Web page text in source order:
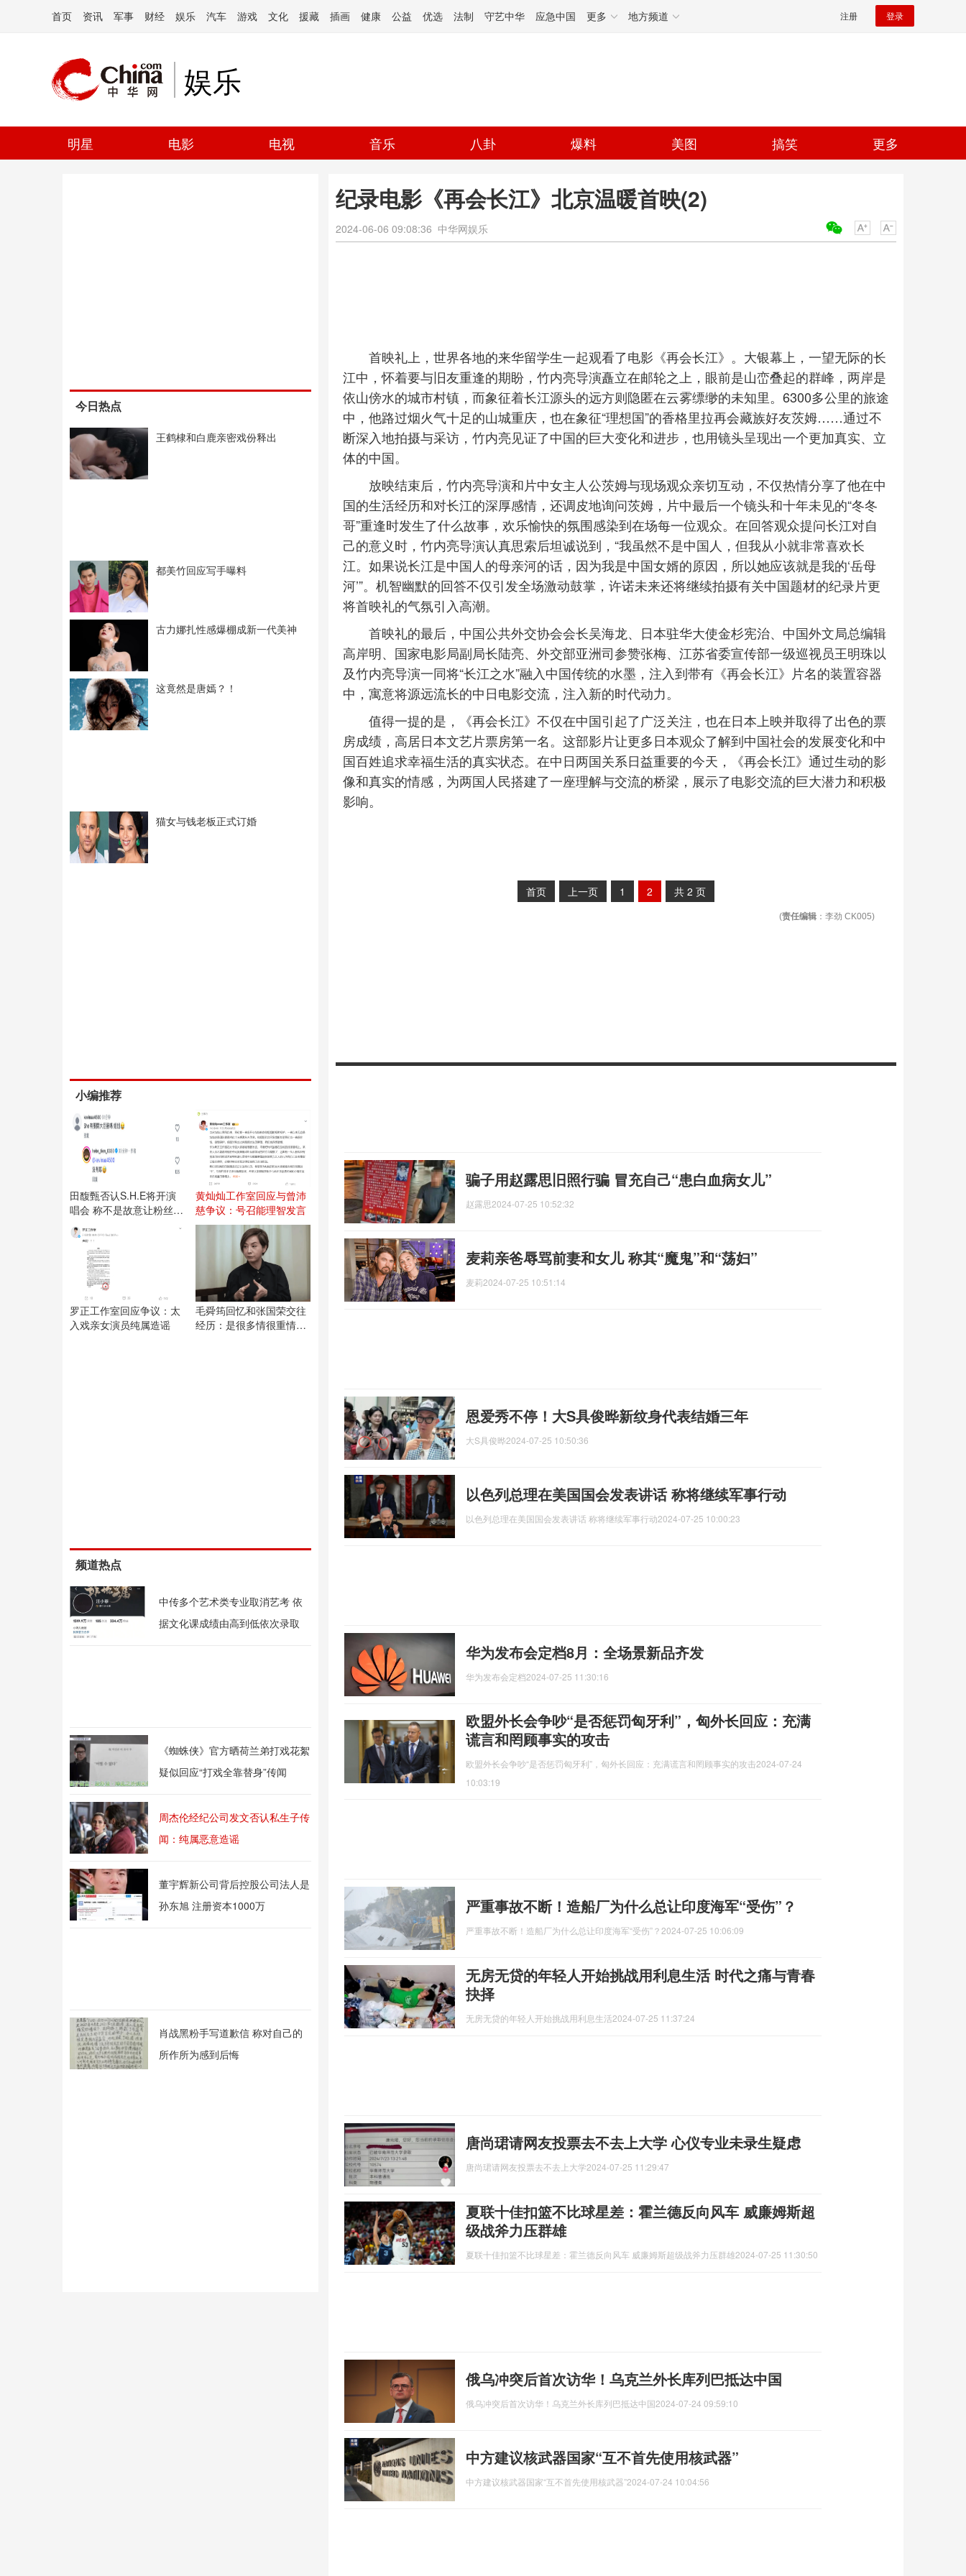
首页 资讯 军事 财经 娱乐 汽车 游戏 文化 援藏 插画 健康 公益 优选 法制 守艺中华 应急中国 更多 地方频道 注册 登录
娱乐
明星 电影 电视 音乐 八卦 爆料 美图 搞笑 更多
今日热点
王鹤棣和白鹿亲密戏份释出
都美竹回应写手曝料
古力娜扎性感爆棚成新一代美神
这竟然是唐嫣？！
猫女与钱老板正式订婚
小编推荐
田馥甄否认S.H.E将开演
唱会 称不是故意让粉丝失
望
黄灿灿工作室回应与曾沛
慈争议：号召能理智发言
罗正工作室回应争议：太
入戏亲女演员纯属造谣
毛舜筠回忆和张国荣交往
经历：是很多情很重情的
频道热点
中传多个艺术类专业取消艺考 依
据文化课成绩由高到低依次录取
《蜘蛛侠》官方晒荷兰弟打戏花絮
疑似回应“打戏全靠替身”传闻
周杰伦经纪公司发文否认私生子传
闻：纯属恶意造谣
董宇辉新公司背后控股公司法人是
孙东旭 注册资本1000万
肖战黑粉手写道歉信 称对自己的
所作所为感到后悔
纪录电影《再会长江》北京温暖首映(2)
2024-06-06 09:08:36 中华网娱乐
首映礼上，世界各地的来华留学生一起观看了电影《再会长江》。大银幕上，一望无际的长
江中，怀着要与旧友重逢的期盼，竹内亮导演矗立在邮轮之上，眼前是山峦叠起的群峰，两岸是
依山傍水的城市村镇，而象征着长江源头的远方则隐匿在云雾缥缈的未知里。6300多公里的旅途
中，他路过烟火气十足的山城重庆，也在象征“理想国”的香格里拉再会藏族好友茨姆……通过不
断深入地拍摄与采访，竹内亮见证了中国的巨大变化和进步，也用镜头呈现出一个更加真实、立
体的中国。
放映结束后，竹内亮导演和片中女主人公茨姆与现场观众亲切互动，不仅热情分享了他在中
国的生活经历和对长江的深厚感情，还调皮地询问茨姆，片中最后一个镜头和十年未见的“冬冬
哥”重逢时发生了什么故事，欢乐愉快的氛围感染到在场每一位观众。在回答观众提问长江对自
己的意义时，竹内亮导演认真思索后坦诚说到，“我虽然不是中国人，但我从小就非常喜欢长
江。如果说长江是中国人的母亲河的话，因为我是中国女婿的原因，所以她应该就是我的‘岳母
河’”。机智幽默的回答不仅引发全场激动鼓掌，许诺未来还将继续拍摄有关中国题材的纪录片更
将首映礼的气氛引入高潮。
首映礼的最后，中国公共外交协会会长吴海龙、日本驻华大使金杉宪治、中国外文局总编辑
高岸明、国家电影局副局长陆亮、外交部亚洲司参赞张梅、江苏省委宣传部一级巡视员王明珠以
及竹内亮导演一同将“长江之水”融入中国传统的水墨，注入到带有《再会长江》片名的装置容器
中，寓意将源远流长的中日电影交流，注入新的时代动力。
值得一提的是，《再会长江》不仅在中国引起了广泛关注，也在日本上映并取得了出色的票
房成绩，高居日本文艺片票房第一名。这部影片让更多日本观众了解到中国社会的发展变化和中
国百姓追求幸福生活的真实状态。在中日两国关系日益重要的今天，《再会长江》通过生动的影
像和真实的情感，为两国人民搭建了一座理解与交流的桥梁，展示了电影交流的巨大潜力和积极
影响。
首页 上一页 1 2 共 2 页
(责任编辑 ：李劲 CK005)
骗子用赵露思旧照行骗 冒充自己“患白血病女儿”
赵露思2024-07-25 10:52:32
麦莉亲爸辱骂前妻和女儿 称其“魔鬼”和“荡妇”
麦莉2024-07-25 10:51:14
恩爱秀不停！大S具俊晔新纹身代表结婚三年
大S具俊晔2024-07-25 10:50:36
以色列总理在美国国会发表讲话 称将继续军事行动
以色列总理在美国国会发表讲话 称将继续军事行动2024-07-25 10:00:23
华为发布会定档8月：全场景新品齐发
华为发布会定档2024-07-25 11:30:16
欧盟外长会争吵“是否惩罚匈牙利”，匈外长回应：充满
谎言和罔顾事实的攻击
欧盟外长会争吵“是否惩罚匈牙利”，匈外长回应：充满谎言和罔顾事实的攻击2024-07-24
10:03:19
严重事故不断！造船厂为什么总让印度海军“受伤”？
严重事故不断！造船厂为什么总让印度海军“受伤”？ 2024-07-25 10:06:09
无房无贷的年轻人开始挑战用利息生活 时代之痛与青春
抉择
无房无贷的年轻人开始挑战用利息生活2024-07-25 11:37:24
唐尚珺请网友投票去不去上大学 心仪专业未录生疑虑
唐尚珺请网友投票去不去上大学2024-07-25 11:29:47
夏联十佳扣篮不比球星差：霍兰德反向风车 威廉姆斯超
级战斧力压群雄
夏联十佳扣篮不比球星差：霍兰德反向风车 威廉姆斯超级战斧力压群雄2024-07-25 11:30:50
俄乌冲突后首次访华！乌克兰外长库列巴抵达中国
俄乌冲突后首次访华！乌克兰外长库列巴抵达中国2024-07-24 09:59:10
中方建议核武器国家“互不首先使用核武器”
中方建议核武器国家“互不首先使用核武器”2024-07-24 10:04:56